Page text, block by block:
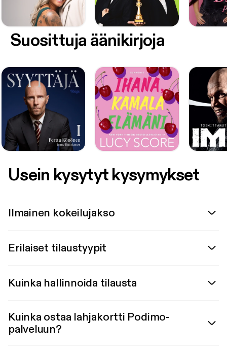
Suosittuja äänikirjoja
Usein kysytyt kysymykset
Ilmainen kokeilujakso
Erilaiset tilaustyypit
Kuinka hallinnoida tilausta
Kuinka ostaa lahjakortti Podimo-
palveluun?